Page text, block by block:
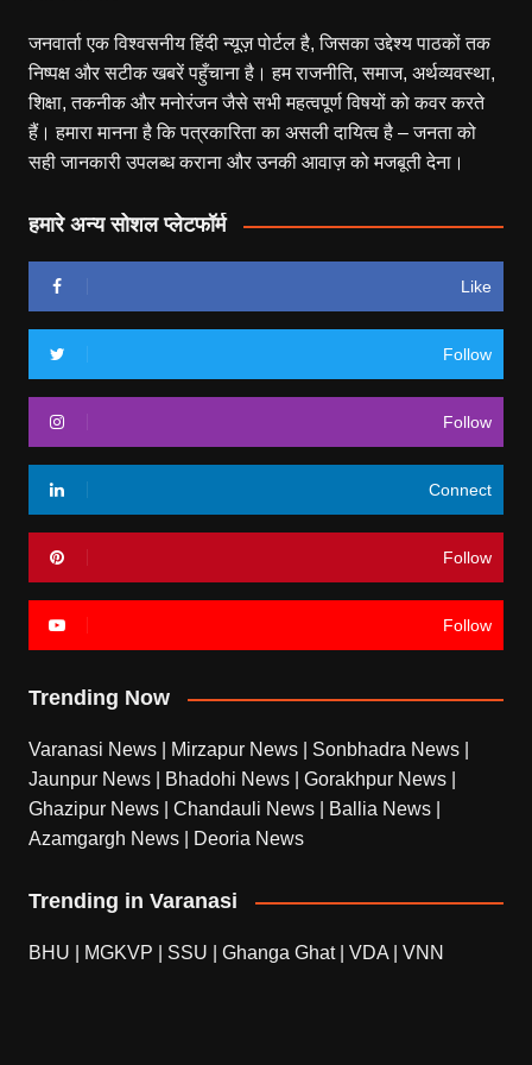
जनवार्ता एक विश्वसनीय हिंदी न्यूज़ पोर्टल है, जिसका उद्देश्य पाठकों तक
निष्पक्ष और सटीक खबरें पहुँचाना है। हम राजनीति, समाज, अर्थव्यवस्था,
शिक्षा, तकनीक और मनोरंजन जैसे सभी महत्वपूर्ण विषयों को कवर करते
हैं। हमारा मानना है कि पत्रकारिता का असली दायित्व है – जनता को
सही जानकारी उपलब्ध कराना और उनकी आवाज़ को मजबूती देना।
हमारे अन्य सोशल प्लेटफॉर्म
Like
Follow
Follow
Connect
Follow
Follow
Trending Now
Varanasi News Mirzapur News Sonbhadra News
Jaunpur News
Bhadohi News Gorakhpur News
Ghazipur News
Chandauli News Ballia News
Azamgargh News
Deoria News
Trending in Varanasi
BHU MGKVP SSU Ghanga Ghat| VDA VNN